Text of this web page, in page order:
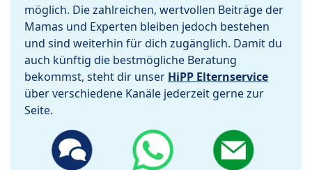
möglich. Die zahlreichen, wertvollen Beiträge der
Mamas und Experten bleiben jedoch bestehen
und sind weiterhin für dich zugänglich. Damit du
auch künftig die bestmögliche Beratung
bekommst, steht dir unser HiPP Elternservice
über verschiedene Kanäle jederzeit gerne zur
Seite.